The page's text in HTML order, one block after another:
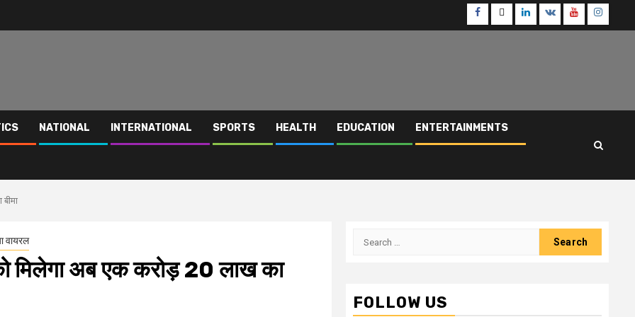
Facebook
TwitterLinkedin
VK Youtube
NATIONAL INTERNATIONAL SPORTS HEALTH EDUCATION ENTERTAINMENTS
वायरल
मिलेगा अब एक करोड़ 20 लाख का
Search
FOLLOW US